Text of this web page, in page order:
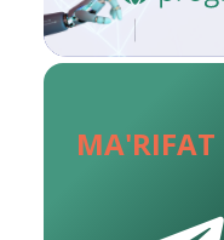
MA'RIFAT